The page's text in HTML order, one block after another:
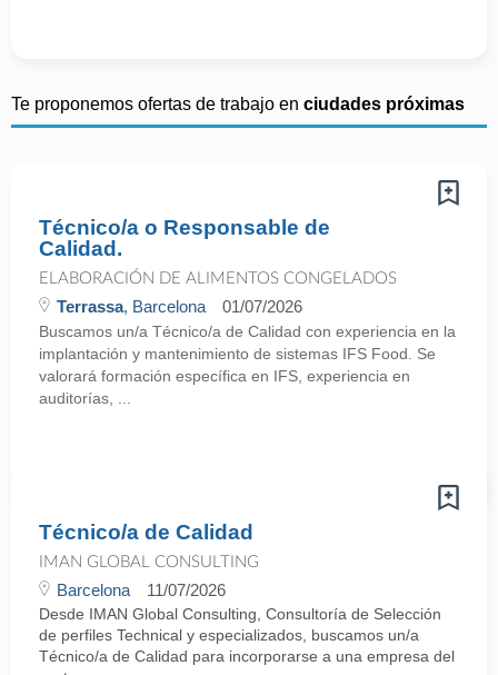
Te proponemos ofertas de trabajo en ciudades próximas
Técnico/a o Responsable de
Calidad.
ELABORACIÓN DE ALIMENTOS CONGELADOS
Terrassa, Barcelona 01/07/2026
Buscamos un/a Técnico/a de Calidad con experiencia en la
implantación y mantenimiento de sistemas IFS Food. Se
valorará formación específica en IFS, experiencia en
auditorías, ...
Técnico/a de Calidad
IMAN GLOBAL CONSULTING
Barcelona 11/07/2026
Desde IMAN Global Consulting, Consultoría de Selección
de perfiles Technical y especializados, buscamos un/a
Técnico/a de Calidad para incorporarse a una empresa del